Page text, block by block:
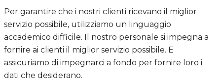
Per garantire che i nostri clienti ricevano il miglior
servizio possibile, utilizziamo un linguaggio
accademico difficile. Il nostro personale si impegna a
fornire ai clienti il miglior servizio possibile. E
assicuriamo di impegnarci a fondo per fornire loro i
dati che desiderano.